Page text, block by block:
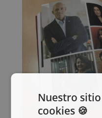
Nuestro
cookies 🍪